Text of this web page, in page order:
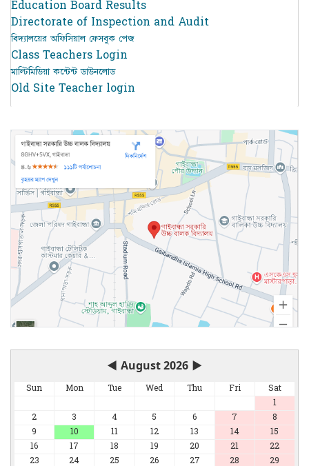
Education Board Results
Directorate of Inspection and Audit
বিদ্যালয়ের অফিসিয়াল ফেসবুক পেজ
Class Teachers Login
মাল্টিমিডিয়া কন্টেন্ট ডাউনলোড
Old Site Teacher login
◀ August 2026 ▶
Sun Mon Tue Wed Thu Fri
Sat
1
2
3 4 5 6 7
8
9
10 11 12 13 14
15
16
17 18 19 20 21
22
23
24 25 26 27 28
29